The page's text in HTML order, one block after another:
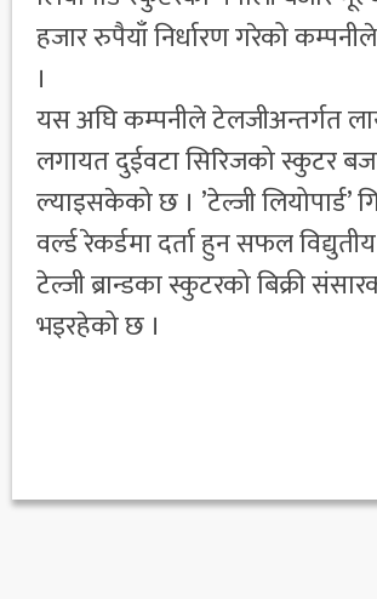
हजार रुपैयाँ निर्धारण गरेको
।
यस अघि कम्पनीले टेलजीअन्तर्गत
लगायत दुईवटा सिरिजको स्कुटर
ल्याइसकेको छ । ’टेल्जी
वर्ल्ड रेकर्डमा दर्ता हुन सफल
टेल्जी ब्रान्डका स्कुटरको बिक्री
भइरहेको छ ।